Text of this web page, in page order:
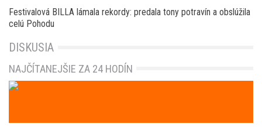
Festivalová BILLA lámala rekordy: predala tony potravín a obslúžila
celú Pohodu
DISKUSIA
NAJČÍTANEJŠIE ZA 24 HODÍN